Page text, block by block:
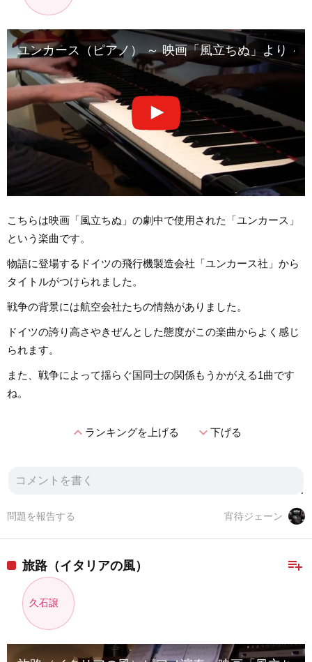
ユンカース（ピアノ） ～ 映画「風立ちぬ」より ～
こちらは映画「風立ちぬ」の劇中で使用された「ユンカース」
という楽曲です。
物語に登場するドイツの飛行機製造会社「ユンカース社」から
タイトルがつけられました。
戦争の背景には航空会社たちの情熱がありました。
ドイツの誇り高さやきぜんとした態度がこの楽曲からよく感じ
られます。
また、戦争によって揺らぐ国同士の関係もうかがえる1曲です
ね。
expand_lessランキングを上げる expand_more下げる
宵待ジェーン
問題を報告する
playlist_add
旅路（イタリアの風）
久石譲